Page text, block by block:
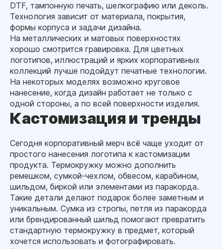
DTF, тампонную печать, шелкографию или деколь.
Технология зависит от материала, покрытия,
формы корпуса и задачи дизайна.
На металлических и матовых поверхностях
хорошо смотрится гравировка. Для цветных
логотипов, иллюстраций и ярких корпоративных
коллекций лучше подойдут печатные технологии.
На некоторых моделях возможно круговое
нанесение, когда дизайн работает не только с
одной стороны, а по всей поверхности изделия.
Кастомизация и тренды
Сегодня корпоративный мерч всё чаще уходит от
простого нанесения логотипа к кастомизации
продукта. Термокружку можно дополнить
ремешком, сумкой-чехлом, обвесом, карабином,
шильдом, биркой или элементами из паракорда.
Такие детали делают подарок более заметным и
уникальным. Сумка из стропы, петля из паракорда
или брендированный шильд помогают превратить
стандартную термокружку в предмет, который
хочется использовать и фотографировать.